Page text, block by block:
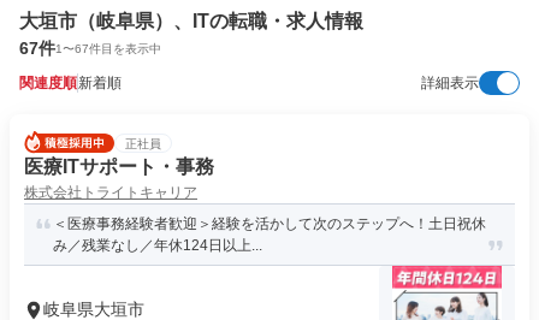
大垣市（岐阜県）、ITの転職・求人情報
67件1〜67件目を表示中
関連度順新着順 詳細表示
正社員
医療ITサポート・事務
株式会社トライトキャリア
＜医療事務経験者歓迎＞経験を活かして次のステップへ！土日祝休
み／残業なし／年休124日以上...
岐阜県大垣市